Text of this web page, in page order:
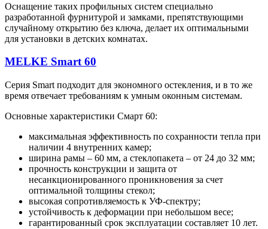
Оснащение таких профильных систем специально
разработанной фурнитурой и замками, препятствующими
случайному открытию без ключа, делает их оптимальными
для установки в детских комнатах.
MELKE Smart 60
Серия Smart подходит для экономного остекления, и в то же
время отвечает требованиям к умным оконным системам.
Основные характеристики Смарт 60:
максимальная эффективность по сохранности тепла при
наличии 4 внутренних камер;
ширина рамы – 60 мм, а стеклопакета – от 24 до 32 мм;
прочность конструкции и защита от
несанкционированного проникновения за счет
оптимальной толщины стекол;
высокая сопротивляемость к УФ-спектру;
устойчивость к деформации при небольшом весе;
гарантированный срок эксплуатации составляет 10 лет.